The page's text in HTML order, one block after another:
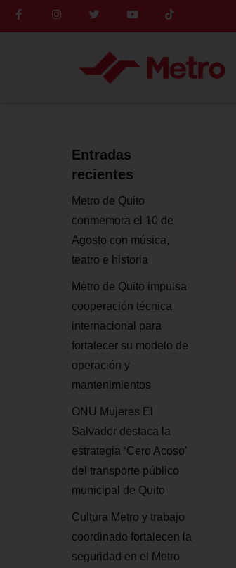
Entradas
recientes
Metro de Quito
conmemora el 10 de
Agosto con música,
teatro e historia
Metro de Quito impulsa
cooperación técnica
internacional para
fortalecer su modelo de
operación y
mantenimientos
ONU Mujeres El
Salvador destaca la
estrategia ‘Cero Acoso’
del transporte público
municipal de Quito
Cultura Metro y trabajo
coordinado fortalecen la
seguridad en el Metro